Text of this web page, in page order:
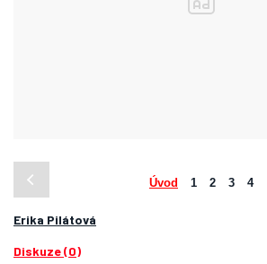
Úvod 1 2 3 4
Erika Pilátová
Diskuze (0)